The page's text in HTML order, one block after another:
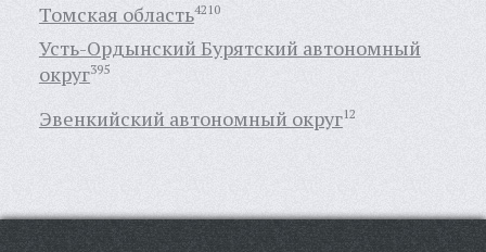
Томская область4210
Усть-Ордынский Бурятский автономный
округ395
Эвенкийский автономный округ12